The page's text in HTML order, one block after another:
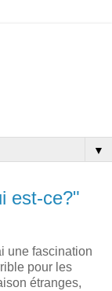
▼
est-ce?"
une fascination
pour les
étranges,